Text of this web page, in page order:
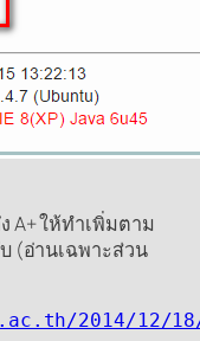
A+ ให้ทำเพิ่มตาม
(อ่านเฉพาะส่วน
2014/12/